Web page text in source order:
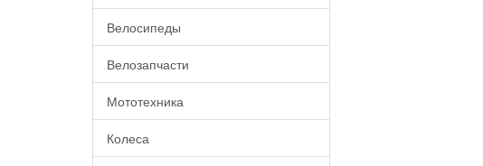
Велосипеды
Велозапчасти
Мототехника
Колеса